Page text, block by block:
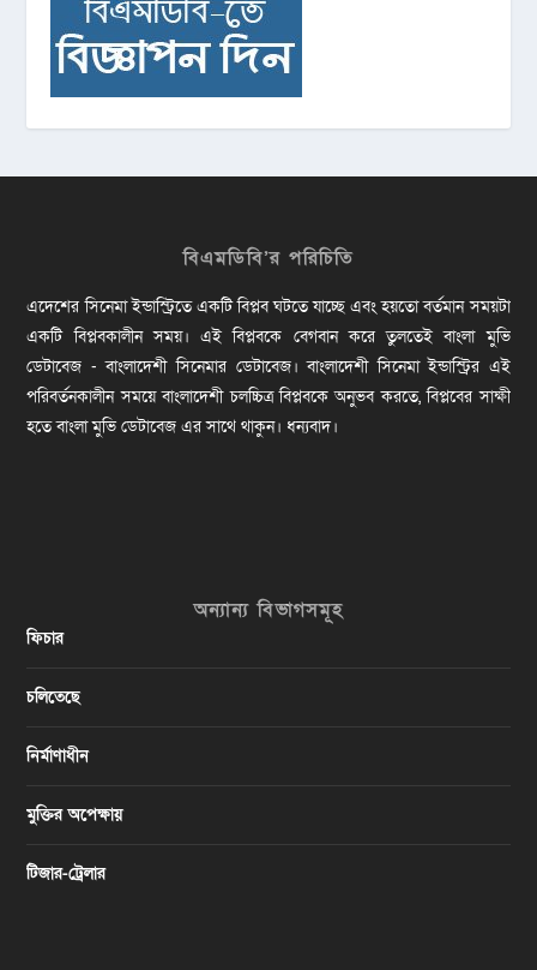
বিএমডিবি’র পরিচিতি
এদেশের সিনেমা ইন্ডাস্ট্রিতে একটি বিপ্লব ঘটতে যাচ্ছে এবং হয়তো বর্তমান সময়টা
একটি বিপ্লবকালীন সময়। এই বিপ্লবকে বেগবান করে তুলতেই বাংলা মুভি
ডেটাবেজ - বাংলাদেশী সিনেমার ডেটাবেজ। বাংলাদেশী সিনেমা ইন্ডাস্ট্রির এই
পরিবর্তনকালীন সময়ে বাংলাদেশী চলচ্চিত্র বিপ্লবকে অনুভব করতে, বিপ্লবের সাক্ষী
হতে বাংলা মুভি ডেটাবেজ এর সাথে থাকুন। ধন্যবাদ।
অন্যান্য বিভাগসমূহ
ফিচার
চলিতেছে
নির্মাণাধীন
মুক্তির অপেক্ষায়
টিজার-ট্রেলার